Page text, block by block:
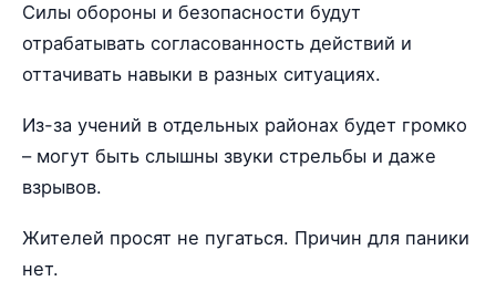
Силы обороны и безопасности будут
отрабатывать согласованность действий и
оттачивать навыки в разных ситуациях.
Из-за учений в отдельных районах будет громко
– могут быть слышны звуки стрельбы и даже
взрывов.
Жителей просят не пугаться. Причин для паники
нет.